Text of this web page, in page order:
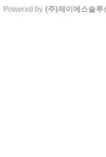
Powered by (주)제이에스솔루